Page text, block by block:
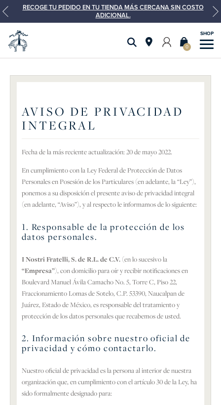
RECOGE TU PEDIDO EN TU TIENDA MÁS CERCANA SIN COSTO
ADICIONAL.
0
AVISO DE PRIVACIDAD
INTEGRAL
Fecha de la más reciente actualización: 20 de mayo 2022.
En cumplimiento con la Ley Federal de Protección de Datos
Personales en Posesión de los Particulares (en adelante, la “Ley”),
ponemos a su disposición el presente aviso de privacidad integral
(en adelante, “Aviso”), y al respecto le informamos de lo siguiente:
1. Responsable de la protección de los
datos personales.
I Nostri Fratelli, S. de R.L. de C.V. (en lo sucesivo la
“Empresa”), con domicilio para oír y recibir notificaciones en
Boulevard Manuel Ávila Camacho No. 5, Torre C, Piso 22,
Fraccionamiento Lomas de Sotelo, C.P. 53390, Naucalpan de
Juárez, Estado de México, es responsable del tratamiento y
protección de los datos personales que recabemos de usted.
2. Información sobre nuestro oficial de
privacidad y cómo contactarlo.
Nuestro oficial de privacidad es la persona al interior de nuestra
organización que, en cumplimiento con el artículo 30 de la Ley, ha
sido formalmente designado para: